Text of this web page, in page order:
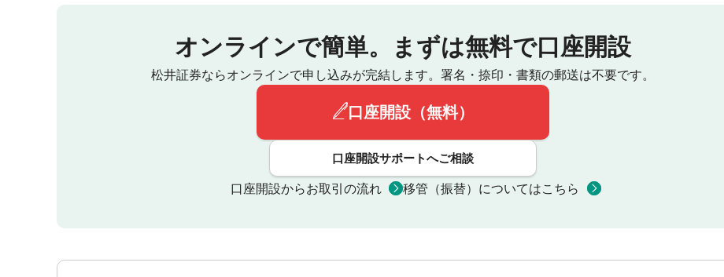
オンラインで簡単。 まずは無料で口座開設
松井証券ならオンラインで申し込みが完結します。 署名・捺印・書類の郵送は不要です。
口座開設（無料）
口座開設サポートへご相談
口座開設からお取引の流れ 移管（振替）についてはこちら